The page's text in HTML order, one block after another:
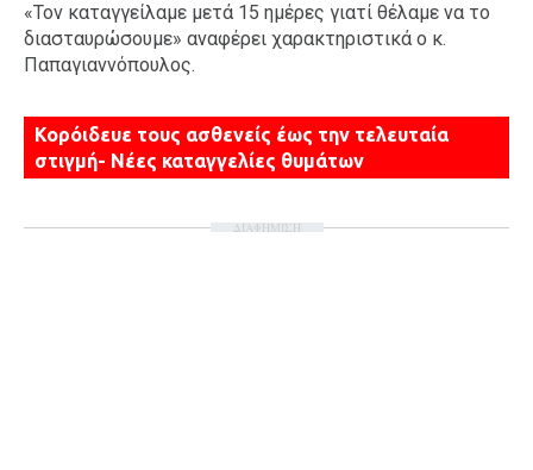
«Τον καταγγείλαμε μετά 15 ημέρες γιατί θέλαμε να το
διασταυρώσουμε» αναφέρει χαρακτηριστικά ο κ.
Παπαγιαννόπουλος.
Κορόιδευε τους ασθενείς έως την τελευταία
στιγμή- Νέες καταγγελίες θυμάτων
ΔΙΑΦΗΜΙΣΗ